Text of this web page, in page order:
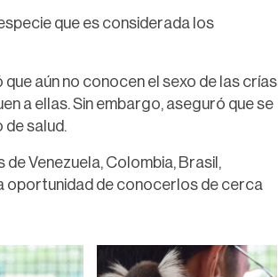
que es considerada los
aún no conocen el sexo de las crías
a ellas. Sin embargo, aseguró que se
de salud.
Venezuela, Colombia, Brasil,
oportunidad de conocerlos de cerca